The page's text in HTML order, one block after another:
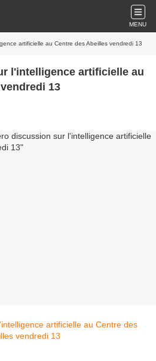
MENU
artificielle au Centre des Abeilles vendredi 13
l'intelligence artificielle au
13